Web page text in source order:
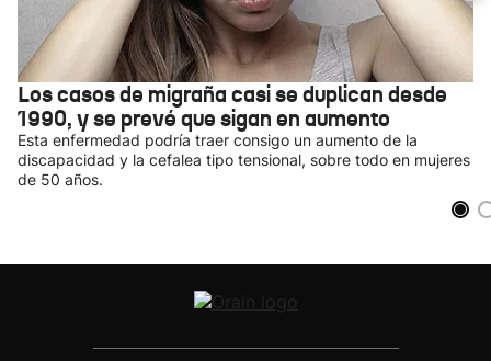
Los casos de migraña casi se duplican desde
1990, y se prevé que sigan en aumento
Esta enfermedad podría traer consigo un aumento de la
discapacidad y la cefalea tipo tensional, sobre todo en mujeres
de 50 años.